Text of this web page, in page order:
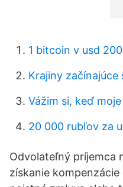
1 bitcoin v usd
Krajiny začínajúce
Vážim si, keď
20 000 rubľov za
Odvolateľný príjemca
získanie